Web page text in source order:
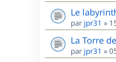
Le
par jpr31 »
La Torre
par jpr31 »